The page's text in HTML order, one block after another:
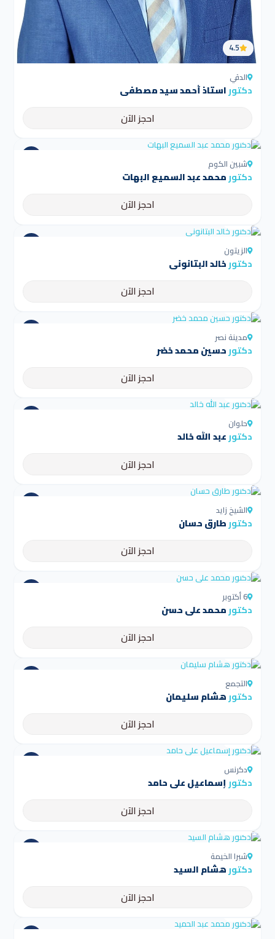
4.5
الدقي
دكتوراستاذ أحمد سيد مصطفى
احجز الآن
شبين الكوم
دكتورمحمد عبد السميع البهات
احجز الآن
الزيتون
دكتورخالد البتانونى
احجز الآن
مدينة نصر
دكتورحسين محمد خضر
احجز الآن
حلوان
دكتورعبد الله خالد
احجز الآن
الشيخ زايد
دكتورطارق حسان
احجز الآن
6 أكتوبر
دكتورمحمد على حسن
احجز الآن
التجمع
دكتورهشام سليمان
احجز الآن
دكرنس
دكتورإسماعيل على حامد
احجز الآن
شبرا الخيمة
دكتورهشام السيد
احجز الآن